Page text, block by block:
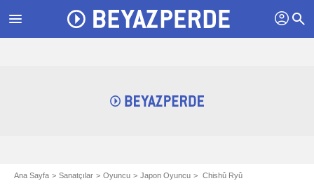
menu profil search
Ana Sayfa Sanatçılar Oyuncu Japon Oyuncu Chishû Ryû